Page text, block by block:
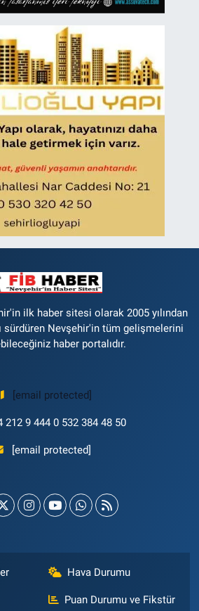
ilk haber sitesi olarak 2005 yılından
sürdüren Nevşehir'in tüm gelişmelerini
haber portalıdır.
[email protected]
212 9 444 0 532 384 48 50
[email protected]
Hava Durumu
Puan Durumu ve Fikstür